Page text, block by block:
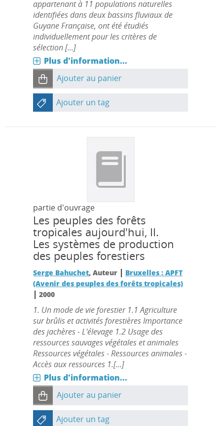
appartenant à 11 populations naturelles
identifiées dans deux bassins fluviaux de
Guyane Française, ont été étudiés
individuellement pour les critères de
sélection [...]
Plus d'information...
Ajouter au panier
Ajouter un tag
partie d'ouvrage
Les peuples des forêts
tropicales aujourd'hui, II.
Les systèmes de production
des peuples forestiers
Serge Bahuchet, Auteur | Bruxelles : APFT
(Avenir des peuples des forêts tropicales)
|2000
1. Un mode de vie forestier 1.1 Agriculture
sur brûlis et activités forestières Importance
des jachères - L'élevage 1.2 Usage des
ressources sauvages végétales et animales
Ressources végétales - Ressources animales -
Accès aux ressources 1.[...]
Plus d'information...
Ajouter au panier
Ajouter un tag